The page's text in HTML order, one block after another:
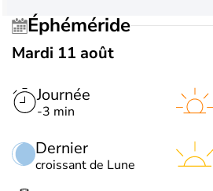
Éphéméride
Mardi 11 août
Journée
-3 min
Dernier
croissant de Lune